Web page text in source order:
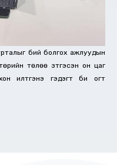
бий болгох ажлуудын
төлөө зүтгэсэн он цаг
илтгэнэ гэдэгт би огт